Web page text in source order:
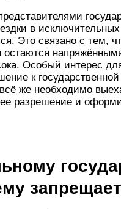
в
Это связано с тем,
остаются
Особый интерес
к
же необходимо
разрешение и